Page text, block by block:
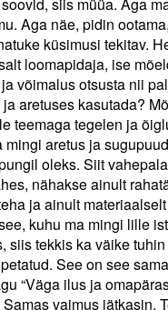
Aga näe, pidin
küsimusi tekitav.
loomapidaja, ise
võimalus otsusta nii
aretuses kasutada?
teemaga tegelen ja
aretus ja
oleks. Siit
nähakse ainult
ja ainult
kuhu ma mingi lille
siis tekkis ka väike
See on see
“Väga ilus ja
vaimus jätkasin.